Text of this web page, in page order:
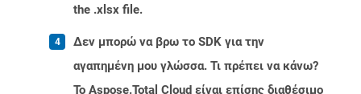
the .xlsx file.
Δεν μπορώ να βρω το SDK για την
αγαπημένη μου γλώσσα. Τι πρέπει να κάνω?
Το Aspose.Total Cloud είναι επίσης διαθέσιμο